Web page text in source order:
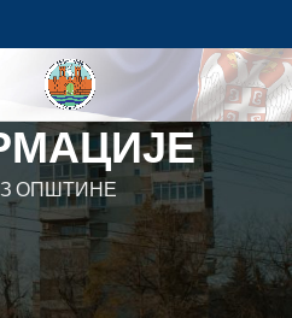
ОПШТИНЕ
„ЛАСТА“:
НА БЕЛОМ